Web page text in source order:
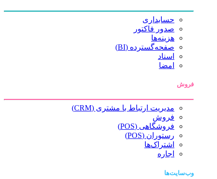
حسابداری
صدور فاکتور
هزینه‌ها
صفحه‌گسترده (BI)
اسناد
امضا
فروش
مدیریت ارتباط با مشتری (CRM)
فروش
فروشگاهی (POS)
رستوران (POS)
اشتراک‌ها
اجاره
وب‌سایت‌ها